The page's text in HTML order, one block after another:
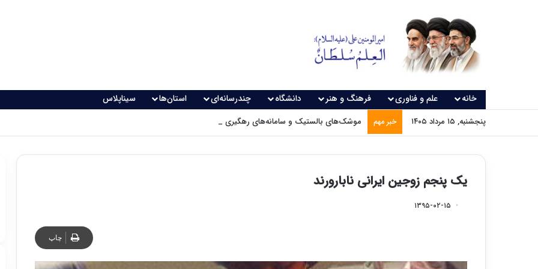
خانه علم و فناوری فرهنگ و هنر دانشگاه چندرسانه‌ای استان‌ها سیناپلاس
پنجشنبه, ۱۵ مرداد ۱۴۰۵ خبر مهم موشک‌های بالستیک و سامانه‌های رهگیری پدافندی چگونه کار می کنند؟
یک پنجم زوجین ایرانی نابارورند
۱۳۹۵-۰۲-۱۵
چاپ